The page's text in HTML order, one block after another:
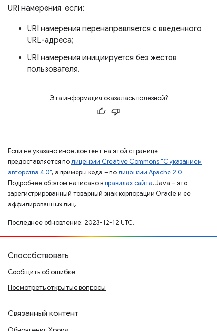
URI намерения, если:
URI намерения перенаправляется с введенного
URL-адреса;
URI намерения инициируется без жестов
пользователя.
Эта информация оказалась полезной?
Если не указано иное, контент на этой странице
предоставляется полицензии Creative Commons "С указанием
авторства 4.0", а примеры кода – полицензии Apache 2.0.
Подробнее об этом написано вправилах сайта. Java – это
зарегистрированный товарный знак корпорации Oracle и ее
аффилированных лиц.
Последнее обновление: 2023-12-12 UTC.
Способствовать
Сообщить об ошибке
Посмотреть открытые вопросы
Связанный контент